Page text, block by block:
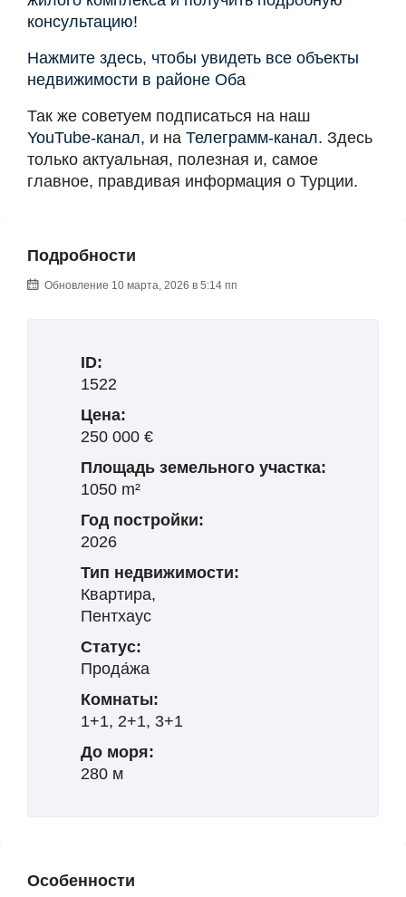
консультацию!
Нажмите здесь, чтобы увидеть все объекты
недвижимости в районе Оба
Так же советуем подписаться на наш
YouTube-канал, и на Телеграмм-канал. Здесь
только актуальная, полезная и, самое
главное, правдивая информация о Турции.
Подробности
Обновление 10 марта, 2026 в 5:14 пп
ID:
1522
Цена:
250 000 €
Площадь земельного участка:
1050 m²
Год постройки:
2026
Тип недвижимости:
Квартира,
Пентхаус
Статус:
Прода́жа
Комнаты:
1+1, 2+1, 3+1
До моря:
280 м
Особенности